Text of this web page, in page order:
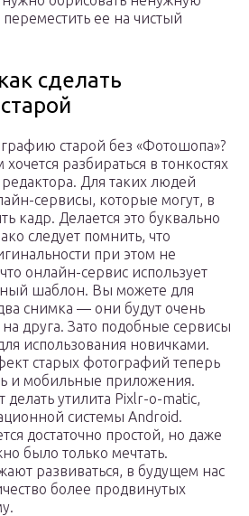
ее на чистый
сделать
старой без «Фотошопа»?
разбираться в тонкостях
Для таких людей
сервисы, которые могут, в
кадр. Делается это буквально
следует помнить, что
при этом не
онлайн-сервис использует
шаблон. Вы можете для
снимка — они будут очень
друга. Зато подобные сервисы
использования новичками.
старых фотографий теперь
и мобильные приложения.
делать утилита Pixlr-o-matic,
системы Android.
достаточно простой, но даже
было только мечтать.
развиваться, в будущем нас
более продвинутых